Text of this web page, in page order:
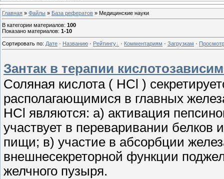
Главная » Файлы » База рефератов » Медицинские науки
В категории материалов: 100
Показано материалов: 1-10
Сортировать по: Дате · Названию · Рейтингу · Комментариям · Загрузкам ·
Зантак в терапии
Соляная кислота ( HCl )
располагающимися в главных
HCl являются: а) активация
участвует в переваривании белков
пищи; в) участие в абсорбции
внешнесекреторной функции
желчного пузыря.